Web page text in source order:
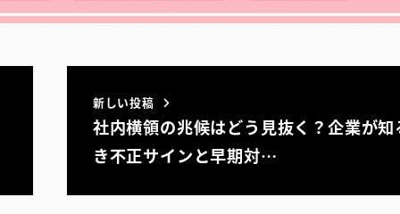
新しい投稿
社内横領の兆候はどう見抜く？企業が知
き不正サインと早期対…